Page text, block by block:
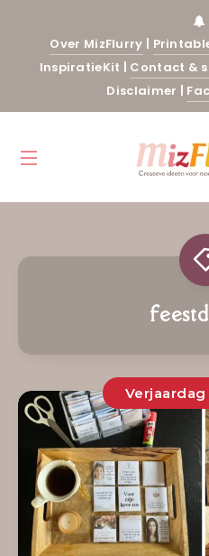
Over MizFlurry |
InspiratieKit | Contact &
Disclaimer |